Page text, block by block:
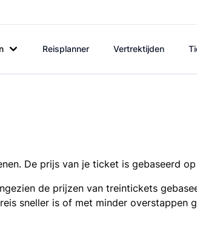
Reisplanner Vertrektijden
De prijs van je ticket is gebaseerd
de prijzen van treintickets
sneller is of met minder